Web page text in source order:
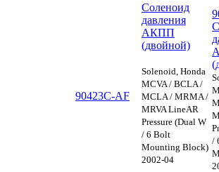
90423C-AF
Соленоид
давления
АКПП
(двойной)
Solenoid, Honda
MCVA / BCLA /
MCLA / MRMA /
MRVA LineAR
Pressure (Dual W
/ 6 Bolt
Mounting Block)
2002-04
/